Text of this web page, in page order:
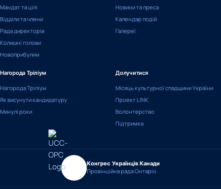
Мандат та цілі
Відділи та члени
Рада директорів
Колишні голови
Новоприбулим
Новини та преса
Календар подій
Галереї
Нагорода Тріліум
Нагорода Тріліум
Як висунути кандидатуру
Минулі роки
Долучитися
Місяць культурної спадщини України
Проект LINK
Волонтерство
Підтримка
Конгрес Українців Канади
Провінційна рада Онтаріо